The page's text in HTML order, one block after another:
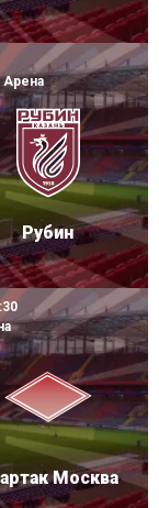
Арена
Рубин
Москва